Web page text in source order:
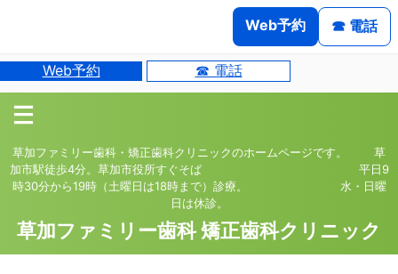
Web予約 ☎ 電話
Web予約 ☎ 電話
草加ファミリー歯科・矯正歯科クリニックのホームページです。 草
加市駅徒歩4分。草加市役所すぐそば 平日9
時30分から19時（土曜日は18時まで）診療。 水・日曜
日は休診。
草加ファミリー歯科 矯正歯科クリニック